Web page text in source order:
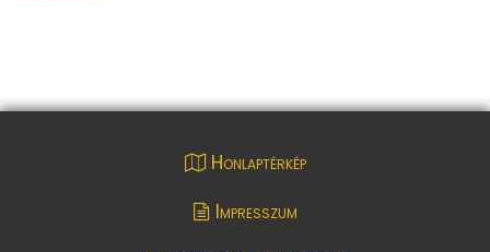
Honlaptérkép
Impresszum